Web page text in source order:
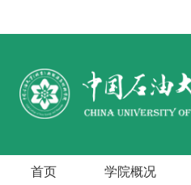
首页 学院概况